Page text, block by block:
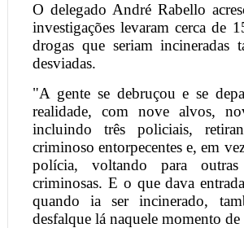
O delegado André Rabello
investigações levaram cerca de
drogas que seriam incineradas
desviadas.
"A gente se debruçou e se
realidade, com nove alvos,
incluindo três policiais,
criminoso entorpecentes e, em
polícia, voltando para outras
criminosas. E o que dava
quando ia ser incinerado,
desfalque lá naquele momento